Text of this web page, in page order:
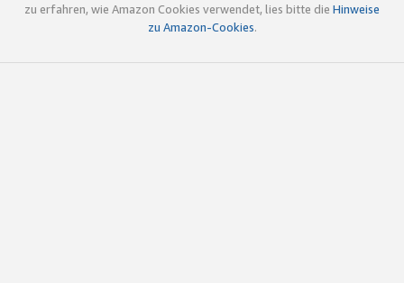
zu erfahren, wie Amazon Cookies verwendet, lies bitte die Hinweise
zu Amazon-Cookies.